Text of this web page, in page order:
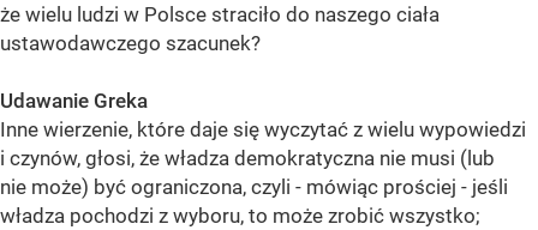
że wielu ludzi w Polsce straciło do naszego ciała
ustawodawczego szacunek?
Udawanie Greka
Inne wierzenie, które daje się wyczytać z wielu wypowiedzi
i czynów, głosi, że władza demokratyczna nie musi (lub
nie może) być ograniczona, czyli - mówiąc prościej - jeśli
władza pochodzi z wyboru, to może zrobić wszystko;